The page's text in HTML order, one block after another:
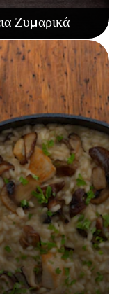
Ζυμαρικά